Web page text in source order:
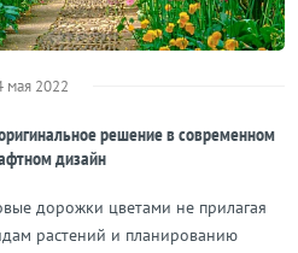
мая 2022
решение в современном
дизайн
дорожки цветами не прилагая
растений и планированию